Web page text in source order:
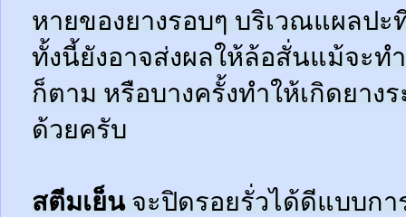
หายของยางรอบๆ บริเวณแผลป
ทั้งนี้ยังอาจส่งผลให้ล้อสั่นแม้จะท
ก็ตาม หรือบางครั้งทำให้เกิดยา
ด้วยครับ
สตีมเย็นจะปิดรอยรั่วได้ดีแบบก